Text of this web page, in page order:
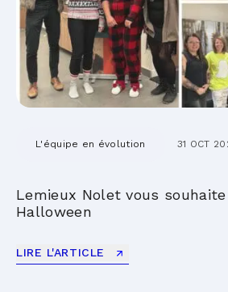
L'équipe en évolution 31 OCT
Lemieux Nolet vous
Halloween
LIRE L'ARTICLE